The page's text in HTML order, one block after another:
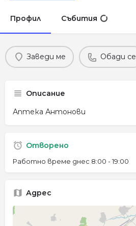
Профил Събития
Заведи ме Обади се
Описание
Аптека Антонови
Отворено
Работно време днес 8:00 - 19:00
Адрес